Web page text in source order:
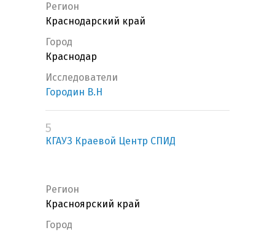
Регион
Краснодарский край
Город
Краснодар
Исследователи
Городин В.Н
5
КГАУЗ Краевой Центр СПИД
Регион
Красноярский край
Город